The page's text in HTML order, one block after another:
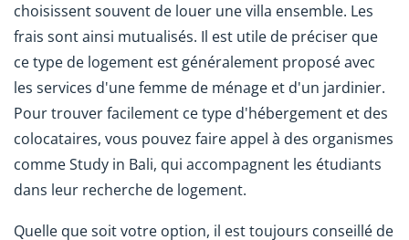
choisissent souvent de louer une villa ensemble. Les
frais sont ainsi mutualisés. Il est utile de préciser que
ce type de logement est généralement proposé avec
les services d'une femme de ménage et d'un jardinier.
Pour trouver facilement ce type d'hébergement et des
colocataires, vous pouvez faire appel à des organismes
comme Study in Bali, qui accompagnent les étudiants
dans leur recherche de logement.
Quelle que soit votre option, il est toujours conseillé de